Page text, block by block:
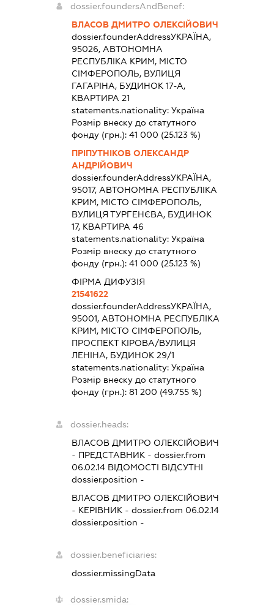
dossier.foundersAndBenef:
ВЛАСОВ ДМИТРО ОЛЕКСІЙОВИЧ
dossier.founderAddressУКРАЇНА,
95026, АВТОНОМНА
РЕСПУБЛІКА КРИМ, МІСТО
СІМФЕРОПОЛЬ, ВУЛИЦЯ
ГАГАРІНА, БУДИНОК 17-А,
КВАРТИРА 21
statements.nationality: Україна
Розмір внеску до статутного
фонду (грн.): 41 000 (25.123 %)
ПРІПУТНІКОВ ОЛЕКСАНДР
АНДРІЙОВИЧ
dossier.founderAddressУКРАЇНА,
95017, АВТОНОМНА РЕСПУБЛІКА
КРИМ, МІСТО СІМФЕРОПОЛЬ,
ВУЛИЦЯ ТУРГЕНЄВА, БУДИНОК
17, КВАРТИРА 46
statements.nationality: Україна
Розмір внеску до статутного
фонду (грн.): 41 000 (25.123 %)
ФІРМА ДИФУЗІЯ
21541622
dossier.founderAddressУКРАЇНА,
95001, АВТОНОМНА РЕСПУБЛІКА
КРИМ, МІСТО СІМФЕРОПОЛЬ,
ПРОСПЕКТ КІРОВА/ВУЛИЦЯ
ЛЕНІНА, БУДИНОК 29/1
statements.nationality: Україна
Розмір внеску до статутного
фонду (грн.): 81 200 (49.755 %)
dossier.heads:
ВЛАСОВ ДМИТРО ОЛЕКСІЙОВИЧ
- ПРЕДСТАВНИК - dossier.from
06.02.14ВІДОМОСТІ ВІДСУТНІ
dossier.position -
ВЛАСОВ ДМИТРО ОЛЕКСІЙОВИЧ
- КЕРІВНИК - dossier.from 06.02.14
dossier.position -
dossier.beneficiaries:
dossier.missingData
dossier.smida: